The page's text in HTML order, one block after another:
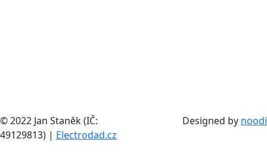
© 2022 Jan Staněk (IČ:
49129813) | Electrodad.cz
Designed by noodi